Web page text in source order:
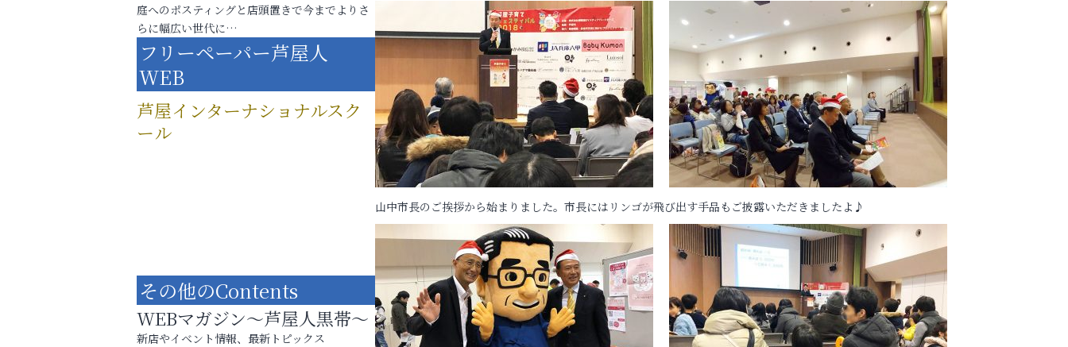
山中市長のご挨拶から始まりました。市長にはリンゴが飛び出す手品もご披露いただきましたよ♪
庭へのポスティングと店頭置きで今までよりさ
らに幅広い世代に…
フリーペーパー芦屋人
WEB
芦屋インターナショナルスク
ール
その他のContents
WEBマガジン～芦屋人黒帯～
新店やイベント情報、最新トピックス